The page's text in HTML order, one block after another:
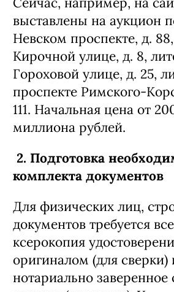
выставлены на аукцион
Невском проспекте, д.
Кирочной улице, д. 8,
Гороховой улице, д. 25,
проспекте Римского-
111. Начальная цена от
миллиона рублей.
2. Подготовка
комплекта документов
Для физических лиц,
документов требуется
ксерокопия
оригиналом (для сверки)
нотариально заверенное